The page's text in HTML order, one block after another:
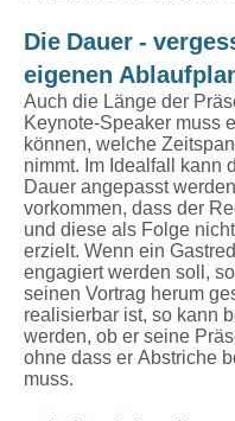
Die Dauer -
eigenen
Auch die Länge der
Keynote-Speaker muss
können, welche
nimmt. Im Idealfall kann
Dauer angepasst
vorkommen, dass der
und diese als Folge
erzielt. Wenn ein
engagiert werden soll,
seinen Vortrag herum
realisierbar ist, so kann
werden, ob er seine
ohne dass er Abstriche
muss.